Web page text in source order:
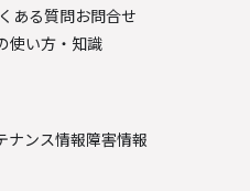
ある質問お問合せ
使い方・知識
ナンス情報障害情報